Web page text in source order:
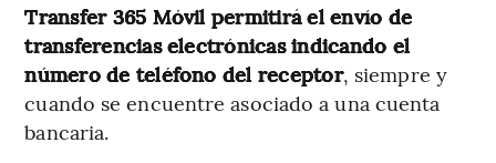
Transfer 365 Móvil permitirá el envío de
transferencias electrónicas indicando el
número de teléfono del receptor, siempre y
cuando se encuentre asociado a una cuenta
bancaria.